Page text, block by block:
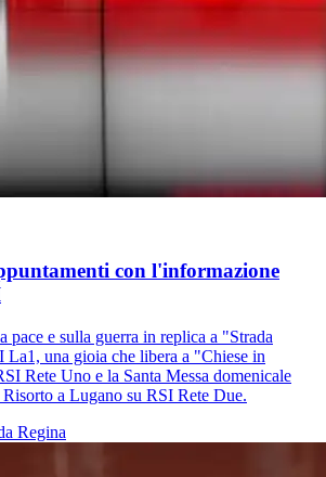
con l'informazione
pace e sulla guerra in replica a "Strada
La1, una gioia che libera a "Chiese in
Rete Uno e la Santa Messa domenicale
a Lugano su RSI Rete Due.
Regina